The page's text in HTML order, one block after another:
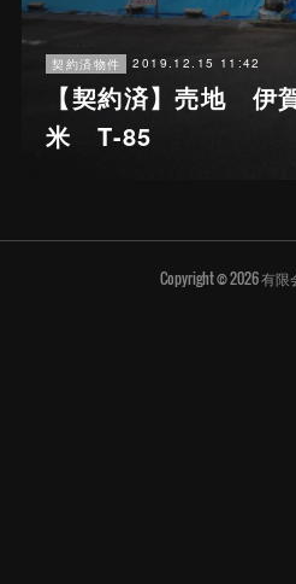
契約済物件 2019.12.15 11:42
【契約済】売地
米 T-85
Copyright ©2026有限